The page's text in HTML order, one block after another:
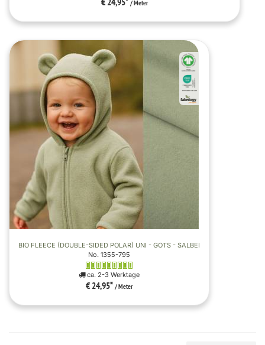
€ 24,95* / Meter
BIO FLEECE (DOUBLE-SIDED POLAR) UNI - GOTS - SALBEI
No. 1355-795
ca. 2-3 Werktage
€ 24,95* / Meter